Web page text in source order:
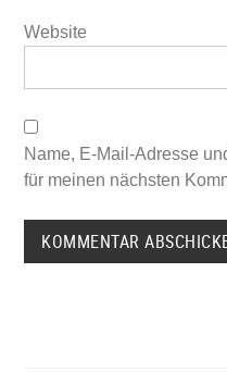
Website
Name, E-Mail-Adresse
für meinen nächsten